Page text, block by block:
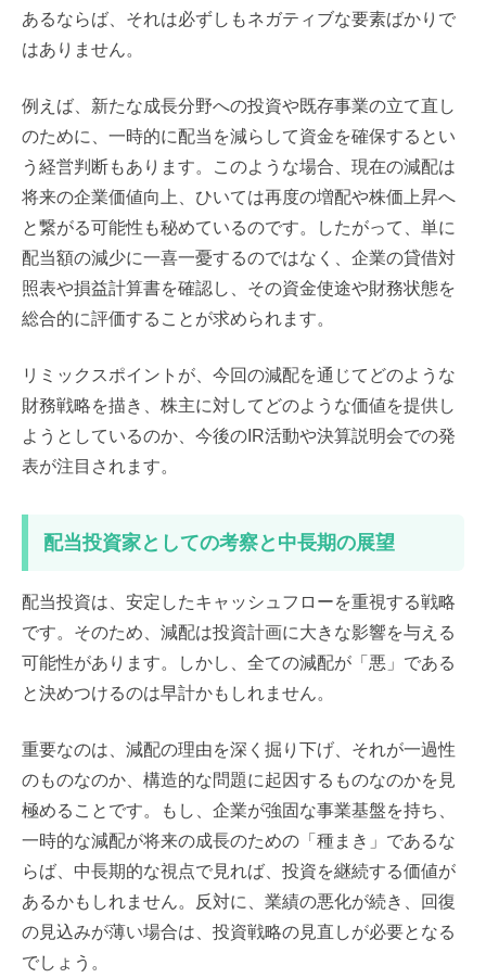
あるならば、それは必ずしもネガティブな要素ばかりで
はありません。
例えば、新たな成長分野への投資や既存事業の立て直し
のために、一時的に配当を減らして資金を確保するとい
う経営判断もあります。このような場合、現在の減配は
将来の企業価値向上、ひいては再度の増配や株価上昇へ
と繋がる可能性も秘めているのです。したがって、単に
配当額の減少に一喜一憂するのではなく、企業の貸借対
照表や損益計算書を確認し、その資金使途や財務状態を
総合的に評価することが求められます。
リミックスポイントが、今回の減配を通じてどのような
財務戦略を描き、株主に対してどのような価値を提供し
ようとしているのか、今後のIR活動や決算説明会での発
表が注目されます。
配当投資家としての考察と中長期の展望
配当投資は、安定したキャッシュフローを重視する戦略
です。そのため、減配は投資計画に大きな影響を与える
可能性があります。しかし、全ての減配が「悪」である
と決めつけるのは早計かもしれません。
重要なのは、減配の理由を深く掘り下げ、それが一過性
のものなのか、構造的な問題に起因するものなのかを見
極めることです。もし、企業が強固な事業基盤を持ち、
一時的な減配が将来の成長のための「種まき」であるな
らば、中長期的な視点で見れば、投資を継続する価値が
あるかもしれません。反対に、業績の悪化が続き、回復
の見込みが薄い場合は、投資戦略の見直しが必要となる
でしょう。